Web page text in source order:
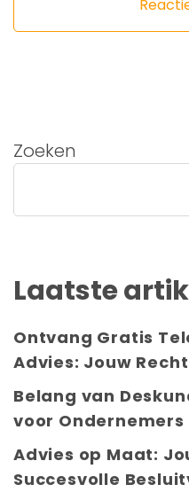
Zoeken
Laatste
Ontvang Gratis
Advies: Jouw
Belang van
voor Ondernemers
Advies op Maat:
Succesvolle